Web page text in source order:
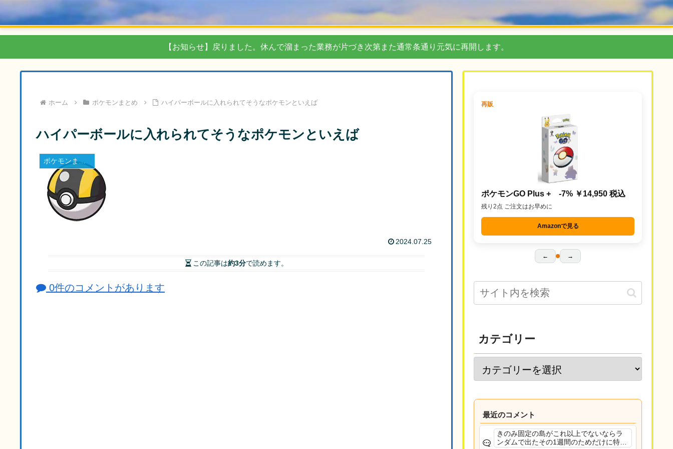
【お知らせ】戻りました。休んで溜まった業務が片づき次第また通常条通り元気に再開します。
ホーム ポケモンまとめ ハイパーボールに入れられてそうなポケモンといえば
ハイパーボールに入れられてそうなポケモンといえば
ポケモンまとめ
2024.07.25
この記事は約3分で読めます。
0件のコメントがあります
再販
ポケモンGO Plus + -7% ￥14,950 税込
残り2点 ご注文はお早めに
Amazonで見る
← →
カテゴリー
最近のコメント
きのみ固定の島がこれ以上でないならラ
ンダムで出たその1週間のためだけに特定